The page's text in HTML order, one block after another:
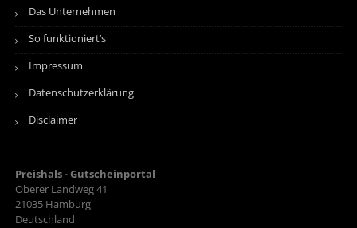
Das Unternehmen
So funktioniert’s
Impressum
Datenschutzerklärung
Disclaimer
Preishals - Gutscheinportal
Oberer Landweg 41
21035 Hamburg
Deutschland